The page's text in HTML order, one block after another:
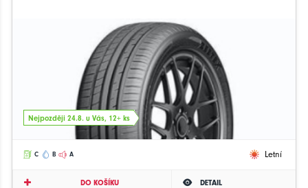
Nejpozději 24.8. u Vás, 12+ ks
C B A Letní
DO KOŠÍKU DETAIL